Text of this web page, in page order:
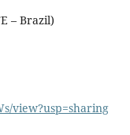
– Brazil)
view?usp=sharing